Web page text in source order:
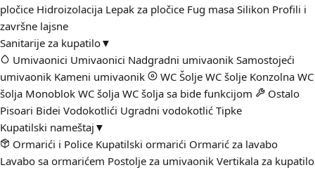
pločice Hidroizolacija Lepak za pločice Fug masa Silikon Profili i
završne lajsne
Sanitarije za kupatilo▼
Umivaonici Umivaonici Nadgradni umivaonik Samostojeći
umivaonik Kameni umivaonik WC Šolje WC šolje Konzolna WC
šolja Monoblok WC šolja WC šolja sa bide funkcijom
Ostalo
Pisoari Bidei Vodokotlići Ugradni vodokotlić Tipke
Kupatilski nameštaj ▼
Ormarići i Police Kupatilski ormarići Ormarić za lavabo
Lavabo sa ormarićem Postolje za umivaonik Vertikala za kupatilo